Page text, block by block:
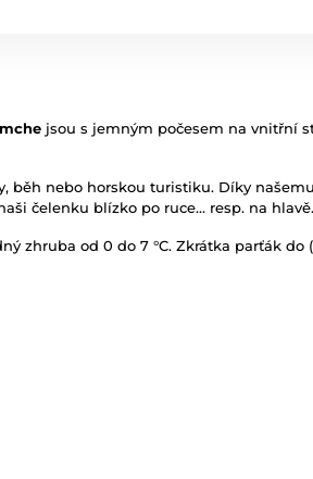
jsou s jemným počesem na vnitřní
běh nebo horskou turistiku. Díky
čelenku blízko po ruce… resp. na hlavě.
zhruba od 0 do 7 °C. Zkrátka parťák do